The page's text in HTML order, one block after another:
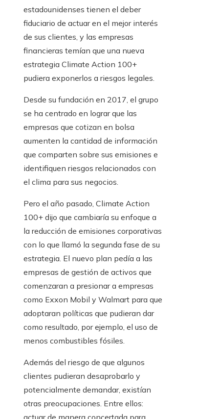
estadounidenses tienen el deber
fiduciario de actuar en el mejor interés
de sus clientes, y las empresas
financieras temían que una nueva
estrategia Climate Action 100+
pudiera exponerlos a riesgos legales.
Desde su fundación en 2017, el grupo
se ha centrado en lograr que las
empresas que cotizan en bolsa
aumenten la cantidad de información
que comparten sobre sus emisiones e
identifiquen riesgos relacionados con
el clima para sus negocios.
Pero el año pasado, Climate Action
100+ dijo que cambiaría su enfoque a
la reducción de emisiones corporativas
con lo que llamó la segunda fase de su
estrategia. El nuevo plan pedía a las
empresas de gestión de activos que
comenzaran a presionar a empresas
como Exxon Mobil y Walmart para que
adoptaran políticas que pudieran dar
como resultado, por ejemplo, el uso de
menos combustibles fósiles.
Además del riesgo de que algunos
clientes pudieran desaprobarlo y
potencialmente demandar, existían
otras preocupaciones. Entre ellos:
actuar de manera concertada para